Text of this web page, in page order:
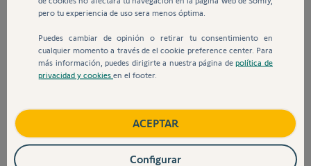
View larger image
pero tu experiencia de uso sera menos óptima.
Puedes cambiar de opinión o retirar tu consentimiento en
cualquier momento a través de el cookie preference center. Para
más información, puedes dirigirte a nuestra página depolítica de
privacidad y cookies en el footer.
ACEPTAR
Configurar